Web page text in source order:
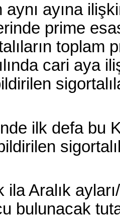
aynı ayına
prime
toplam
cari aya
ilk defa bu
ila Aralık
bulunacak